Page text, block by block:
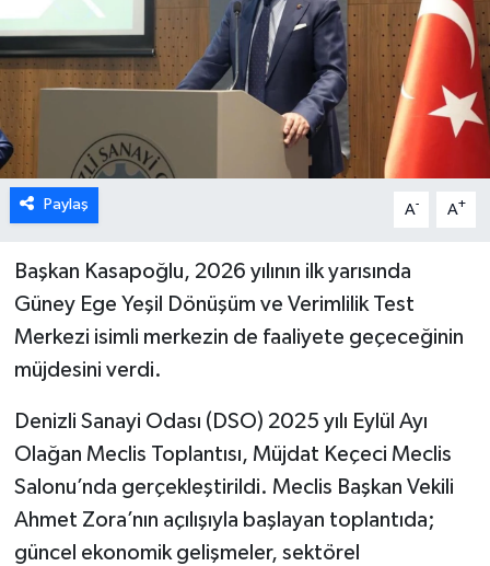
Paylaş A- A+
Başkan Kasapoğlu, 2026 yılının ilk yarısında
Güney Ege Yeşil Dönüşüm ve Verimlilik Test
Merkezi isimli merkezin de faaliyete geçeceğinin
müjdesini verdi.
Denizli Sanayi Odası (DSO) 2025 yılı Eylül Ayı
Olağan Meclis Toplantısı, Müjdat Keçeci Meclis
Salonu’nda gerçekleştirildi. Meclis Başkan Vekili
Ahmet Zora’nın açılışıyla başlayan toplantıda;
güncel ekonomik gelişmeler, sektörel